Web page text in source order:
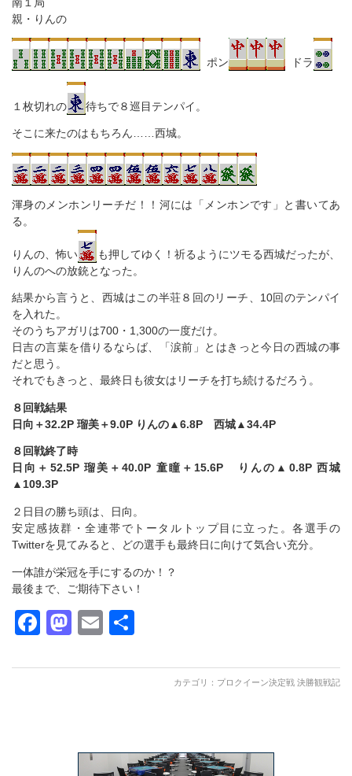
南１局
親・りんの
ポン ドラ
１枚切れの 待ちで８巡目テンパイ。
そこに来たのはもちろん……西城。
渾身のメンホンリーチだ！！河には「メンホンです」と書いてあ
る。
りんの、怖い
も押してゆく！祈るようにツモる西城だったが、
りんのへの放銃となった。
結果から言うと、西城はこの半荘８回のリーチ、10回のテンパイ
を入れた。
そのうちアガリは700・1,300の一度だけ。
日吉の言葉を借りるならば、「涙前」とはきっと今日の西城の事
だと思う。
それでもきっと、最終日も彼女はリーチを打ち続けるだろう。
８回戦結果
日向＋32.2P 瑠美＋9.0P りんの▲6.8P 西城▲34.4P
８回戦終了時
日向＋52.5P 瑠美＋40.0P 童瞳＋15.6P りんの▲0.8P 西城
▲109.3P
２日目の勝ち頭は、日向。
安定感抜群・全連帯でトータルトップ目に立った。各選手の
Twitterを見てみると、どの選手も最終日に向けて気合い充分。
一体誰が栄冠を手にするのか！？
最後まで、ご期待下さい！
Facebook
Mastodon
Email
カテゴリ： プロクイーン決定戦 決勝観戦記